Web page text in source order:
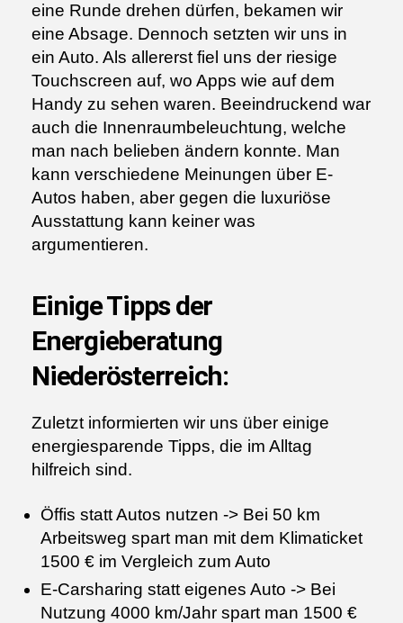
eine Runde drehen dürfen, bekamen wir
eine Absage. Dennoch setzten wir uns in
ein Auto. Als allererst fiel uns der riesige
Touchscreen auf, wo Apps wie auf dem
Handy zu sehen waren. Beeindruckend war
auch die Innenraumbeleuchtung, welche
man nach belieben ändern konnte. Man
kann verschiedene Meinungen über E-
Autos haben, aber gegen die luxuriöse
Ausstattung kann keiner was
argumentieren.
Einige Tipps der
Energieberatung
Niederösterreich:
Zuletzt informierten wir uns über einige
energiesparende Tipps, die im Alltag
hilfreich sind.
Öffis statt Autos nutzen -> Bei 50 km
Arbeitsweg spart man mit dem Klimaticket
1500 € im Vergleich zum Auto
E-Carsharing statt eigenes Auto -> Bei
Nutzung 4000 km/Jahr spart man 1500 €